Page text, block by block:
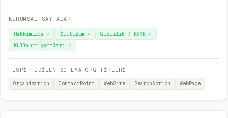
KURUMSAL SAYFALAR
Hakkımızda ✓ İletişim ✓ Gizlilik / KVKK ✓
Kullanım Şartları ✓
TESPİT EDİLEN SCHEMA.ORG TİPLERİ
Organization ContactPoint WebSite SearchAction WebPage